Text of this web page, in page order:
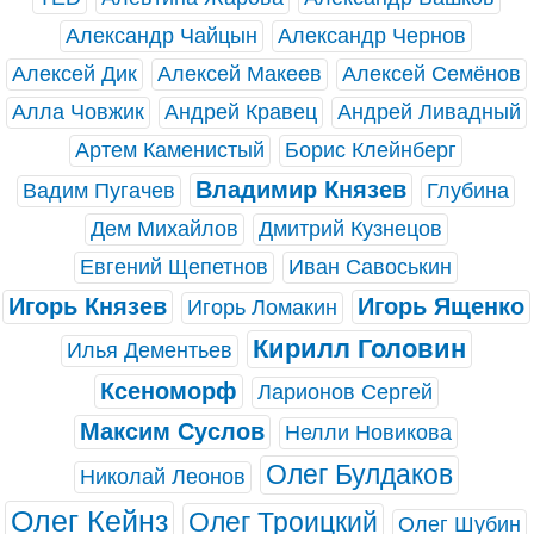
Александр Чайцын
Александр Чернов
Алексей Дик
Алексей Макеев
Алексей Семёнов
Алла Човжик
Андрей Кравец
Андрей Ливадный
Артем Каменистый
Борис Клейнберг
Вадим Пугачев
Владимир Князев
Глубина
Дем Михайлов
Дмитрий Кузнецов
Евгений Щепетнов
Иван Савоськин
Игорь Князев Игорь Ломакин Игорь Ященко
Илья Дементьев Кирилл Головин
Ксеноморф Ларионов Сергей
Максим Суслов
Нелли Новикова
Николай Леонов
Олег Булдаков
Олег Кейнз Олег Троицкий Олег Шубин